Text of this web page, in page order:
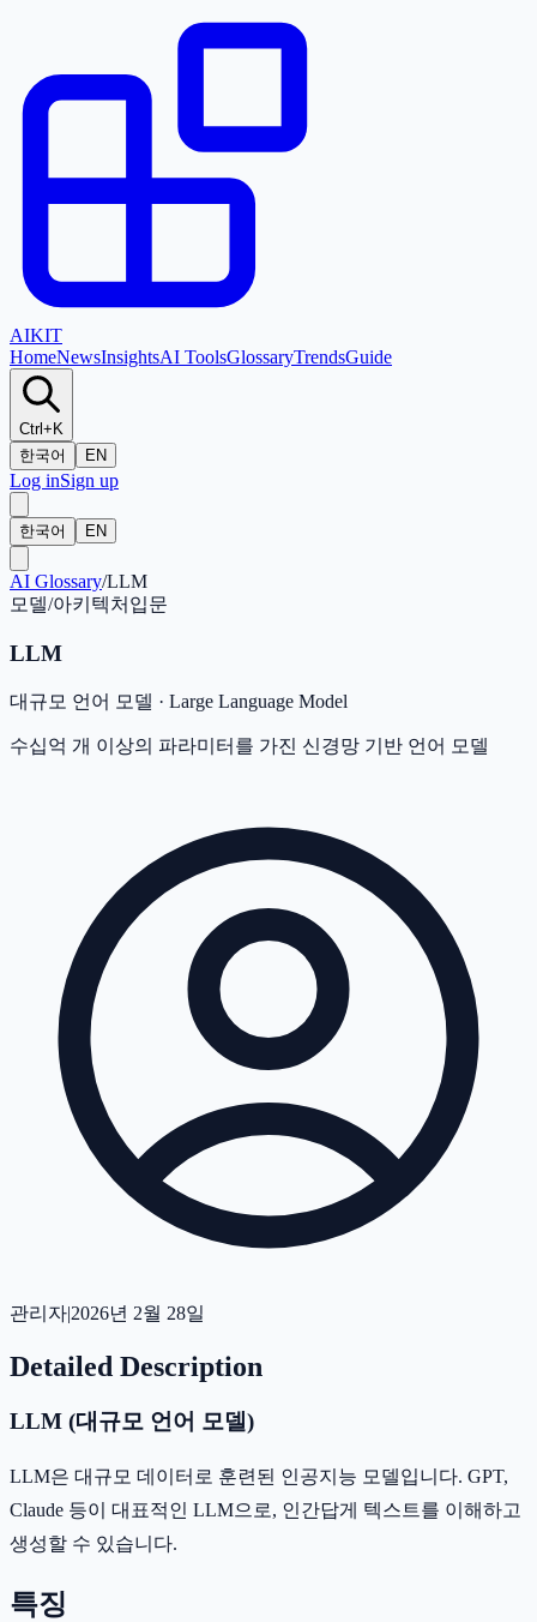
AIKIT
HomeNewsInsightsAI ToolsGlossaryTrendsGuide
Ctrl+K
한국어
EN
Log inSign up
한국어 EN
AI Glossary/LLM
모델/아키텍처 입문
LLM
대규모 언어 모델 · Large Language Model
수십억 개 이상의 파라미터를 가진 신경망 기반 언어 모델
관리자|2026년 2월 28일
Detailed Description
LLM (대규모 언어 모델)
LLM은 대규모 데이터로 훈련된 인공지능 모델입니다. GPT,
Claude 등이 대표적인 LLM으로, 인간답게 텍스트를 이해하고
생성할 수 있습니다.
특징